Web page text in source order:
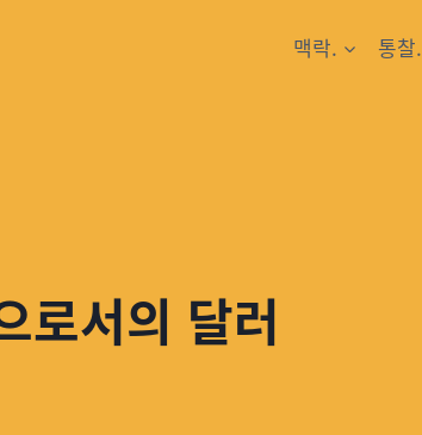
맥락. 통찰.
로서의 달러